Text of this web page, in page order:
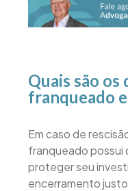
Quais são
franqueado
Em caso de
franqueado possui
proteger seu
encerramento